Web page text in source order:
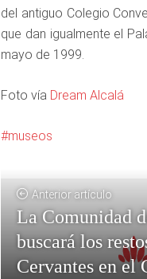
del antiguo Colegio
que dan igualmente el
mayo de 1999.
Foto vía Dream Alcalá
museos
Anterior artículo
La Comunidad
buscará los
Cervantes en el